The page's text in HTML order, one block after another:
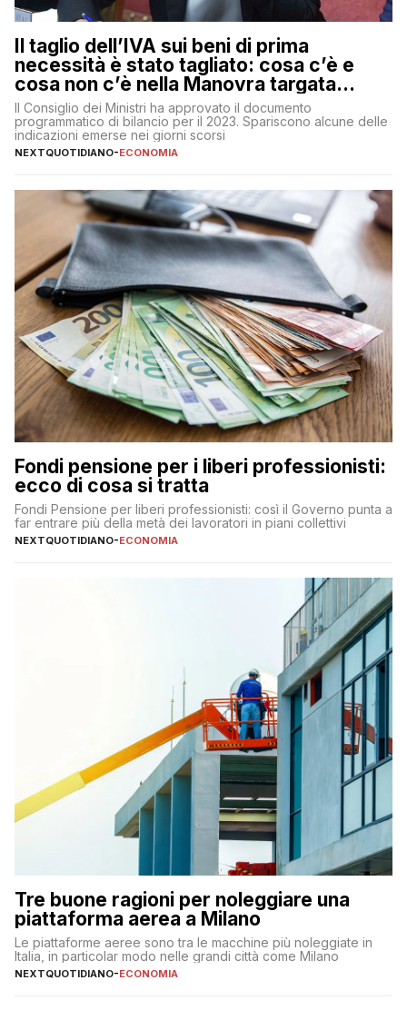
Il taglio dell’IVA sui beni di prima
necessità è stato tagliato: cosa c’è e
cosa non c’è nella Manovra targata
Meloni
Il Consiglio dei Ministri ha approvato il documento
programmatico di bilancio per il 2023. Spariscono alcune delle
indicazioni emerse nei giorni scorsi
NEXTQUOTIDIANO-ECONOMIA
Fondi pensione per i liberi professionisti:
ecco di cosa si tratta
Fondi Pensione per liberi professionisti: così il Governo punta a
far entrare più della metà dei lavoratori in piani collettivi
NEXTQUOTIDIANO-ECONOMIA
Tre buone ragioni per noleggiare una
piattaforma aerea a Milano
Le piattaforme aeree sono tra le macchine più noleggiate in
Italia, in particolar modo nelle grandi città come Milano
NEXTQUOTIDIANO-ECONOMIA